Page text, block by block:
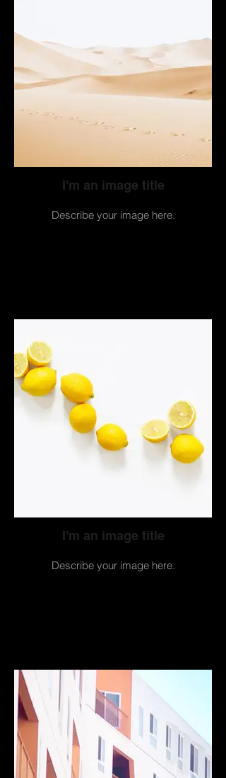
I'm an image title
Describe your image here.
I'm an image title
Describe your image here.